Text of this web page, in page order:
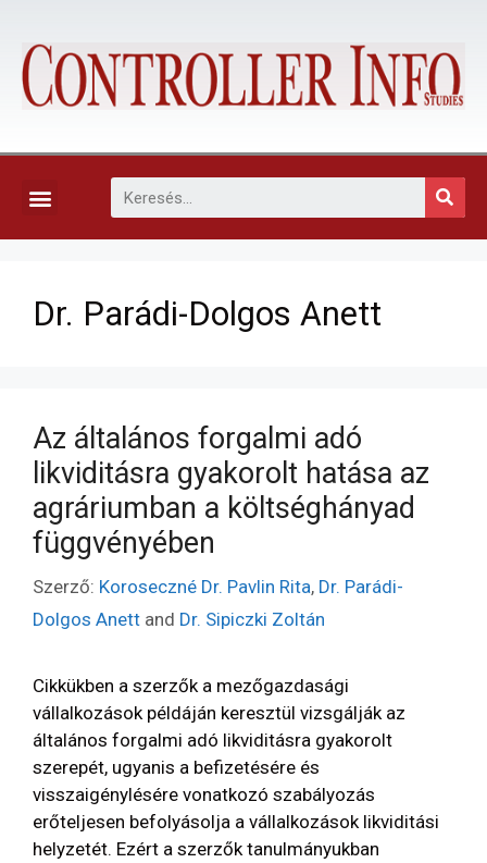
Dr. Parádi-Dolgos Anett
Az általános forgalmi adó
likviditásra gyakorolt hatása az
agráriumban a költséghányad
függvényében
Szerző: Koroseczné Dr. Pavlin Rita, Dr. Parádi-
Dolgos Anett and Dr. Sipiczki Zoltán
Cikkükben a szerzők a mezőgazdasági
vállalkozások példáján keresztül vizsgálják az
általános forgalmi adó likviditásra gyakorolt
szerepét, ugyanis a befizetésére és
visszaigénylésére vonatkozó szabályozás
erőteljesen befolyásolja a vállalkozások likviditási
helyzetét. Ezért a szerzők tanulmányukban